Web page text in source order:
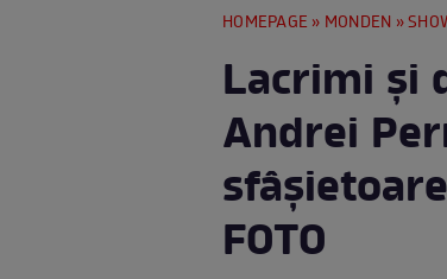
HOMEPAGE » MONDEN »
Lacrimi și
Andrei
FOTO